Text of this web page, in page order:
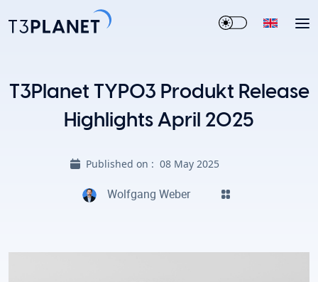
T3Planet TYPO3 Produkt Release
Highlights April 2025
Published on :08 May 2025
Wolfgang Weber